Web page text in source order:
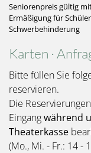
Seniorenpreis gültig
Ermäßigung für
Schwerbehinderung
Karten ·
Bitte füllen Sie
reservieren.
Die
Eingangwährend
Theaterkasse
(Mo., Mi. - Fr.: 14 -